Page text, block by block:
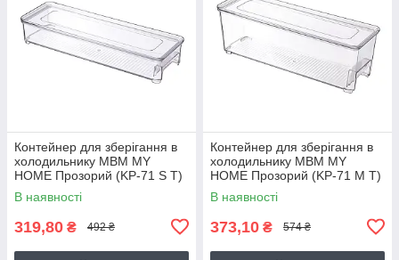
Контейнер для зберігання в
холодильнику МВМ MY
HOME Прозорий (KP-71 S T)
В наявності
319,80 ₴ 492 ₴
Контейнер для зберігання в
холодильнику МВМ MY
HOME Прозорий (KP-71 M T)
В наявності
373,10 ₴ 574 ₴